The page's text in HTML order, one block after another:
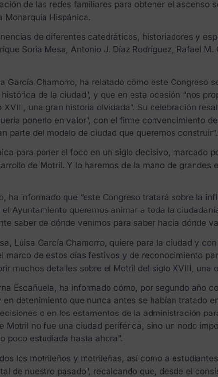
de las redes familiares para obtener el ascenso
Monarquía Hispánica.
de diferentes catedráticos, historiadores y
Soria Mesa, Antonio J. Díaz Rodríguez, Rafael
García Chamorro, ha relatado cómo este Congreso
de la ciudad”, y que en esta ocasión “nos
una gran historia olvidada”. Su celebración
ponerlo en valor”, con el firme convencimiento
parte del modelo de ciudad que queremos construir”.
para poner el foco en un siglo decisivo, marcado
de Motril. Y lo haremos de la mano de
ha informado que “este Congreso tratará sobre la
Ayuntamiento queremos animar a toda la
saber de dónde venimos para saber hacia dónde
Luisa García Chamorro, quiere para la ciudad y
marco de estos días festivos y de reconocimiento
muchos detalles sobre el Motril del siglo XVIII, una
Escañuela, ha informado cómo, por segundo año
detenimiento que nunca antes se habían tratado
o en los estamentos de la administración
Motril no fue una ciudad periférica, sino un nodo
poco estudiada hasta ahora”.
los motrileños y motrileñas, así como a
de nuestro pasado”, recalcando que, desde el